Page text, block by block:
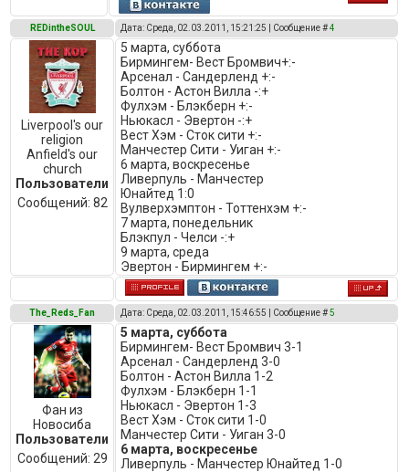
REDintheSOUL Дата: Среда, 02.03.2011, 15:21:25 | Сообщение #4
Liverpool's our
religion
Anfield's our
church
Пользователи
Сообщений: 82
5 марта, суббота
Бирмингем- Вест Бромвич+:-
Арсенал - Сандерленд +:-
Болтон - Астон Вилла -:+
Фулхэм - Блэкберн +:-
Ньюкасл - Эвертон -:+
Вест Хэм - Сток сити +:-
Манчестер Сити - Уиган +:-
6 марта, воскресенье
Ливерпуль - Манчестер
Юнайтед 1:0
Вулверхэмптон - Тоттенхэм +:-
7 марта, понедельник
Блэкпул - Челси -:+
9 марта, среда
Эвертон - Бирмингем +:-
The_Reds_Fan Дата: Среда, 02.03.2011, 15:46:55 | Сообщение #5
Фан из
Новосиба
Пользователи
Сообщений: 29
5 марта, суббота
Бирмингем- Вест Бромвич 3-1
Арсенал - Сандерленд 3-0
Болтон - Астон Вилла 1-2
Фулхэм - Блэкберн 1-1
Ньюкасл - Эвертон 1-3
Вест Хэм - Сток сити 1-0
Манчестер Сити - Уиган 3-0
6 марта, воскресенье
Ливерпуль - Манчестер Юнайтед 1-0